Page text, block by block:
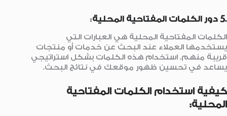
.5 دور الكلمات المفتاحية المحلية :
الكلمات المفتاحية المحلية هي العبارات التي
يستخدمها العملاء عند البحث عن خدمات أو منتجات
قريبة منهم. استخدام هذه الكلمات بشكل استراتيجي
يساعد في تحسين ظهور موقعك في نتائج البحث.
كيفية استخدام الكلمات المفتاحية
المحلية: